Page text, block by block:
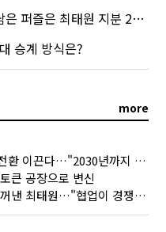
즐은 최태원 지분 29.4%
승계 방식은?
more
AI로 제조업 대전환 이끈다…"2030년까지 민관합동 20조 투자"
큰 공장으로 변신
AI 시대 인재론 꺼낸 최태원…"협업이 경쟁력"